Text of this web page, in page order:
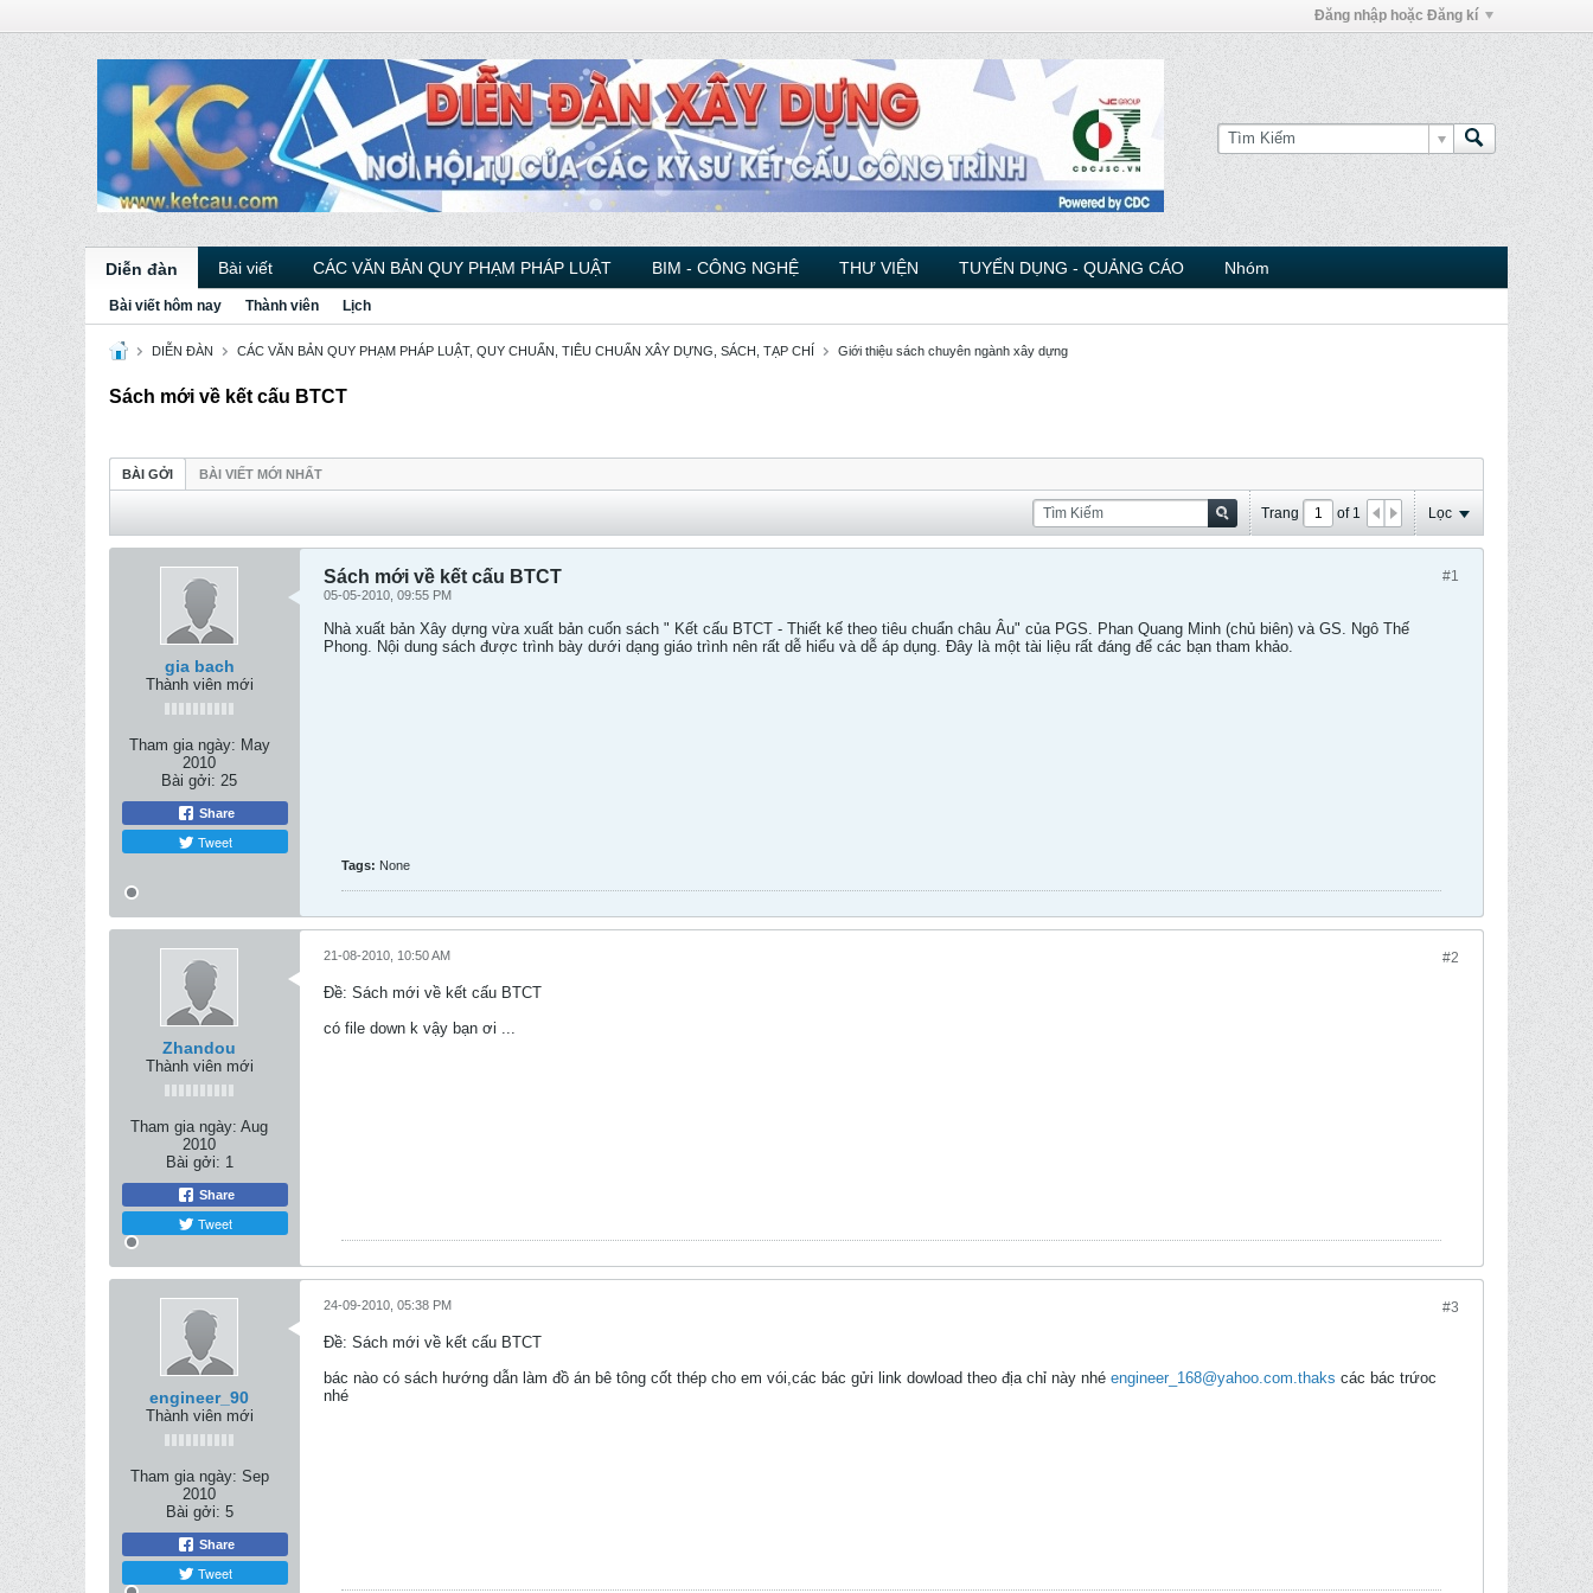
Đăng nhập hoặc Đăng kí
Diễn đàn Bài viết CÁC VĂN BẢN QUY PHẠM PHÁP LUẬT BIM - CÔNG NGHỆ THƯ VIỆN TUYỂN DỤNG - QUẢNG CÁO Nhóm
Bài viết hôm nay Thành viên Lịch
DIỄN ĐÀN CÁC VĂN BẢN QUY PHẠM PHÁP LUẬT, QUY CHUẨN, TIÊU CHUẨN XÂY DỰNG, SÁCH, TẠP CHÍ Giới thiệu sách chuyên ngành xây dựng
Sách mới về kết cấu BTCT
BÀI GỞI BÀI VIẾT MỚI NHẤT
Trang of 1 Lọc
gia bach
Thành viên mới
Tham gia ngày: May
2010
Bài gởi: 25
Share
Tweet
#1
Sách mới về kết cấu BTCT
05-05-2010, 09:55 PM
Nhà xuất bản Xây dựng vừa xuất bản cuốn sách " Kết cấu BTCT - Thiết kế theo tiêu chuẩn châu Âu" của PGS. Phan Quang Minh (chủ biên) và GS. Ngô Thế
Phong. Nội dung sách được trình bày dưới dạng giáo trình nên rất dễ hiểu và dễ áp dụng. Đây là một tài liệu rất đáng để các bạn tham khảo.
Tags: None
Zhandou
Thành viên mới
Tham gia ngày: Aug
2010
Bài gởi: 1
Share
Tweet
#2
21-08-2010, 10:50 AM
Ðề: Sách mới về kết cấu BTCT
có file down k vậy bạn ơi ...
engineer_90
Thành viên mới
Tham gia ngày: Sep
2010
Bài gởi: 5
Share
Tweet
#3
24-09-2010, 05:38 PM
Ðề: Sách mới về kết cấu BTCT
bác nào có sách hướng dẫn làm đồ án bê tông cốt thép cho em vói,các bác gửi link dowload theo địa chỉ này nhé engineer_168@yahoo.com.thaks các bác trứoc
nhé